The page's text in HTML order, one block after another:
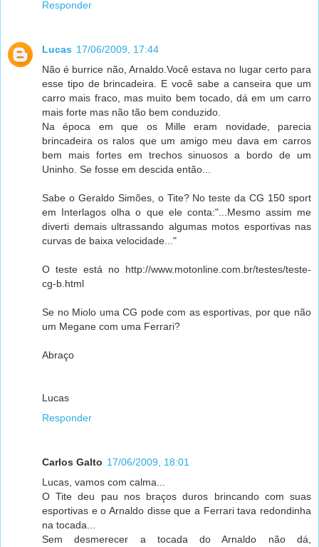
Responder
Lucas 17/06/2009, 17:44
Não é burrice não, Arnaldo.Você estava no lugar certo para
esse tipo de brincadeira. E você sabe a canseira que um
carro mais fraco, mas muito bem tocado, dá em um carro
mais forte mas não tão bem conduzido.
Na época em que os Mille eram novidade, parecia
brincadeira os ralos que um amigo meu dava em carros
bem mais fortes em trechos sinuosos a bordo de um
Uninho. Se fosse em descida então...
Sabe o Geraldo Simões, o Tite? No teste da CG 150 sport
em Interlagos olha o que ele conta:"...Mesmo assim me
diverti demais ultrassando algumas motos esportivas nas
curvas de baixa velocidade..."
O teste está no http://www.motonline.com.br/testes/teste-
cg-b.html
Se no Miolo uma CG pode com as esportivas, por que não
um Megane com uma Ferrari?
Abraço
Lucas
Responder
Carlos Galto 17/06/2009, 18:01
Lucas, vamos com calma...
O Tite deu pau nos braços duros brincando com suas
esportivas e o Arnaldo disse que a Ferrari tava redondinha
na tocada...
Sem desmerecer a tocada do Arnaldo não dá,